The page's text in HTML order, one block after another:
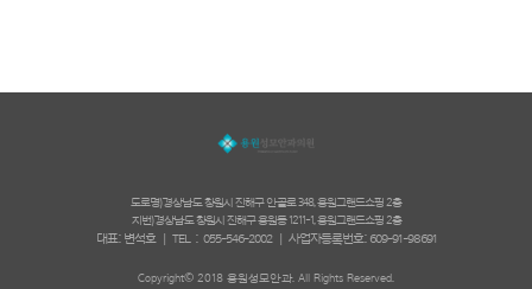
도로명)경상남도 창원시 진해구 안골로 348, 용원그랜드쇼핑 2층
지번)경상남도 창원시 진해구 용원동 1211-1, 용원그랜드쇼핑 2층
대표: 변석호 | TEL : 055-546-2002 | 사업자등록번호: 609-91-98691
Copyright© 2018 용원성모안과. All Rights Reserved.